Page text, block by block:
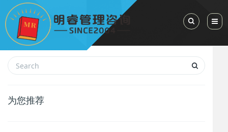
Toggle
为您推荐